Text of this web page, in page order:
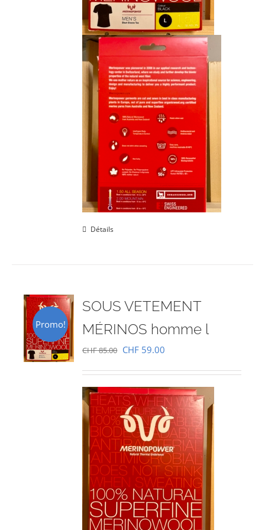
Détails
Promo!
SOUS VETEMENT
MÉRINOS homme l
CHF85.00 Le
initial
était :
CHF 85.00.
CHF 59.00
actuel
est :
CHF 59.00.